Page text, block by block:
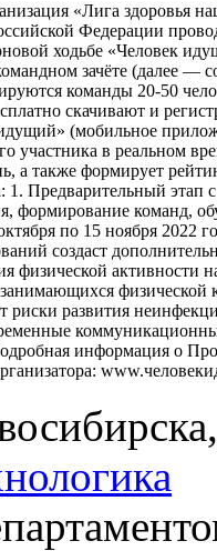
«Лига здоровья
Федерации
ходьбе «Человек
зачёте (далее —
команды 20-50
скачивают и
(мобильное
участника в реальном
а также формирует
1. Предварительный этап
формирование команд,
по 15 ноября 2022
создаст
физической активности
физической
риски развития
информация о